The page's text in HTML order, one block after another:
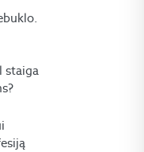
staiga